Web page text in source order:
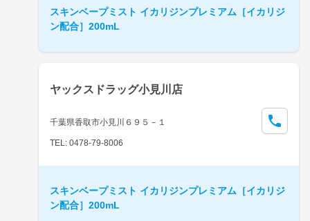
スキンベープミスト イカリジンプレミアム［イカリジ
ン配合］200mL
ヤックスドラッグ小見川店
千葉県香取市小見川６９５－１
TEL: 0478-79-8006
スキンベープミスト イカリジンプレミアム［イカリジ
ン配合］200mL